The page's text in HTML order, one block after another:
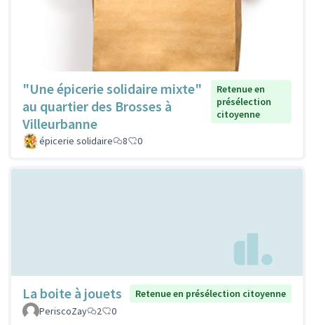
"Une épicerie solidaire mixte"
au quartier des Brosses à
Villeurbanne
Retenue en
présélection
citoyenne
épicerie solidaire 8 0
La boite à jouets
Retenue en présélection citoyenne
PeriscoZay
2 0